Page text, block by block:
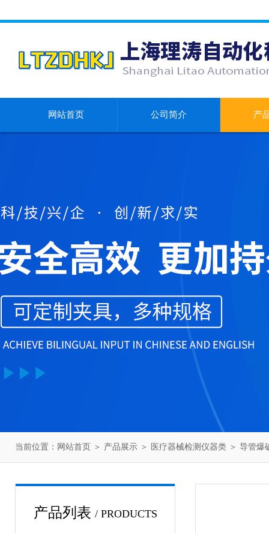
网站首页 公司简介 产
当前位置： 网站首页 ＞ 产品展示 ＞ 医疗器械检测仪器类 ＞ 导管爆
产品列表 / PRODUCTS